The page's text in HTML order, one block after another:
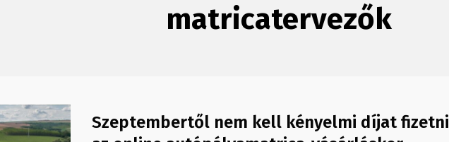
matricatervezők
Szeptembertől nem kell kényelmi díjat fizetni